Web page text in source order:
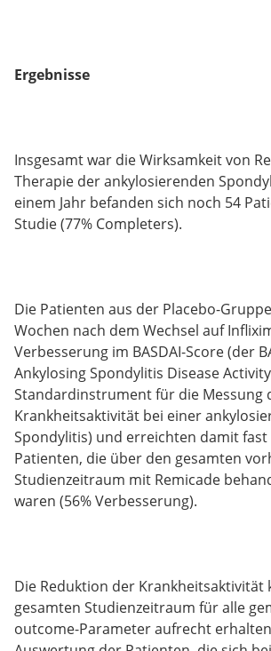
Ergebnisse
Insgesamt war die Wirksamkeit von
Therapie der ankylosierenden
einem Jahr befanden sich noch 54
Studie (77% Completers).
Die Patienten aus der Placebo-
Wochen nach dem Wechsel auf
Verbesserung im BASDAI-Score (der
Ankylosing Spondylitis Disease
Standardinstrument für die Messung
Krankheitsaktivität bei einer
Spondylitis) und erreichten damit
Patienten, die über den gesamten
Studienzeitraum mit Remicade
waren (56% Verbesserung).
Die Reduktion der Krankheitsaktivität
gesamten Studienzeitraum für alle
outcome-Parameter aufrecht